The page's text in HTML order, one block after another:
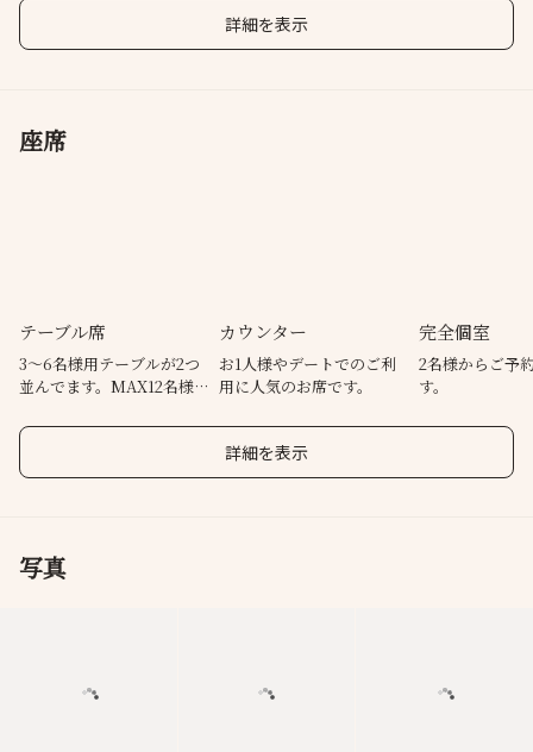
詳細を表示
座席
テーブル席
3～6名様用テーブルが2つ
並んでます。MAX12名様ま
カウンター
お1人様やデートでのご利
用に人気のお席です。
完全個室
2名様からご予
す。
詳細を表示
写真